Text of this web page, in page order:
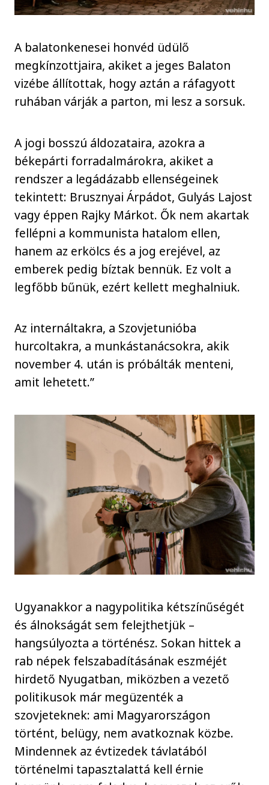
A balatonkenesei honvéd üdülő
megkínzottjaira, akiket a jeges Balaton
vizébe állítottak, hogy aztán a ráfagyott
ruhában várják a parton, mi lesz a sorsuk.
A jogi bosszú áldozataira, azokra a
békepárti forradalmárokra, akiket a
rendszer a legádázabb ellenségeinek
tekintett: Brusznyai Árpádot, Gulyás Lajost
vagy éppen Rajky Márkot. Ők nem akartak
fellépni a kommunista hatalom ellen,
hanem az erkölcs és a jog erejével, az
emberek pedig bíztak bennük. Ez volt a
legfőbb bűnük, ezért kellett meghalniuk.
Az internáltakra, a Szovjetunióba
hurcoltakra, a munkástanácsokra, akik
november 4. után is próbálták menteni,
amit lehetett.”
Ugyanakkor a nagypolitika kétszínűségét
és álnokságát sem felejthetjük –
hangsúlyozta a történész. Sokan hittek a
rab népek felszabadításának eszméjét
hirdető Nyugatban, miközben a vezető
politikusok már megüzenték a
szovjeteknek: ami Magyarországon
történt, belügy, nem avatkoznak közbe.
Mindennek az évtizedek távlatából
történelmi tapasztalattá kell érnie